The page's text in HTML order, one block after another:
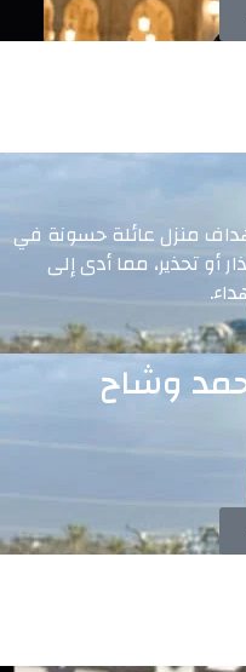
وشاح
منزل عائلة حسونة في
أو تحذير، مما أدى إلى